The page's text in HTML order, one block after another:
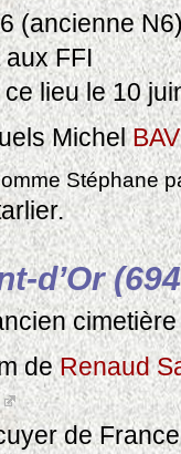
(ancienne
FFI
lieu le 10
Michel
Stéphane
d’Or
cimetière
deRenaud
de